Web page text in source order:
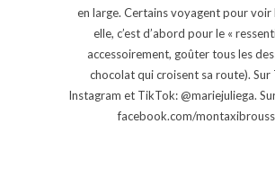
en large. Certains voyagent pour voir
elle, c’est d’abord pour le «
accessoirement, goûter tous les
chocolat qui croisent sa route). Sur
Instagram et TikTok: @mariejuliega.
facebook.com/